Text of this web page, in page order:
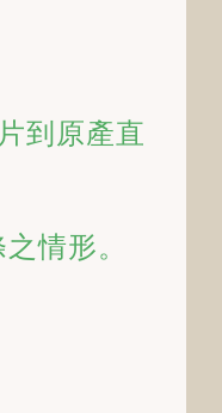
到原產直
情形。